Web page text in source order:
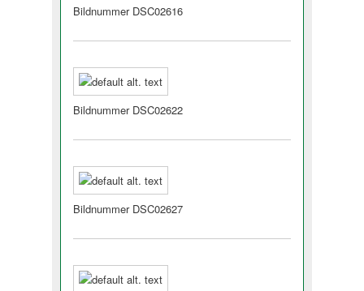
Bildnummer DSC02616
Bildnummer DSC02622
Bildnummer DSC02627